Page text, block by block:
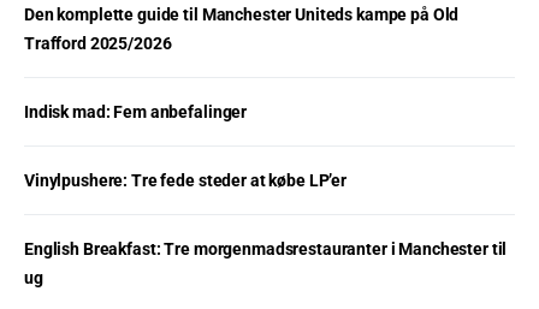
Den komplette guide til Manchester Uniteds kampe på Old
Trafford 2025/2026
Indisk mad: Fem anbefalinger
Vinylpushere: Tre fede steder at købe LP’er
English Breakfast: Tre morgenmadsrestauranter i Manchester til
ug